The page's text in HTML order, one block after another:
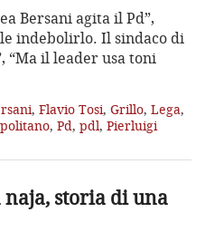
Bersani agita il Pd”,
indebolirlo. Il sindaco di
“Ma il leader usa toni
, Flavio Tosi, Grillo, Lega,
, Pd, pdl, Pierluigi
naja, storia di una